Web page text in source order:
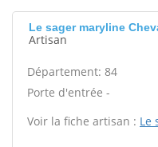
Le sager maryline
Artisan
Département: 84
Porte d'entrée -
Voir la fiche artisan : Le